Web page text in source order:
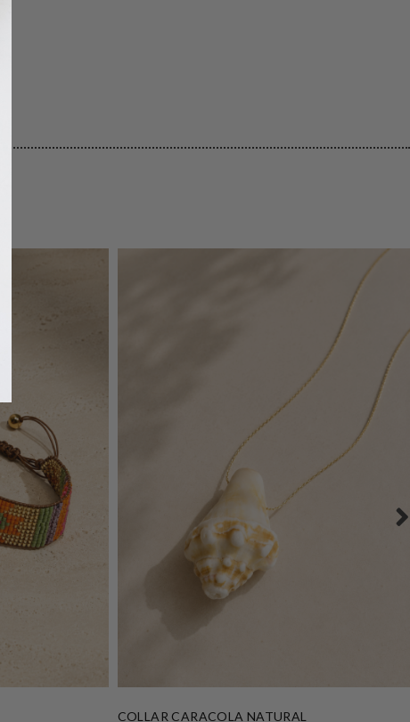
COLLAR CARACOLA NATURAL